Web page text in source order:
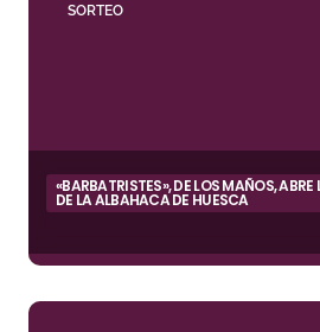
SORTEO
«BARBATRISTES», DE LOS MAÑOS, ABRE
DE LA ALBAHACA DE HUESCA